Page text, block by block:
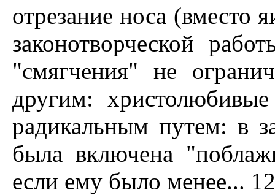
отрезание носа (вместо
законотворческой
"смягчения" не
другим:
радикальным путем: в
была включена
если ему было менее...